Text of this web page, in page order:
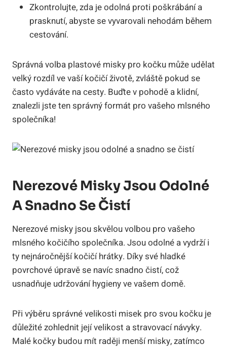
Zkontrolujte, zda je odolná proti poškrábání a
prasknutí, abyste se vyvarovali nehodám během
cestování.
Správná volba plastové misky pro kočku může udělat
velký rozdíl ve vaší kočičí životě, zvláště pokud se
často vydáváte na cesty. Buďte v pohodě a klidní,
znalezli jste ten správný formát pro vašeho mlsného
společníka!
Nerezové Misky Jsou Odolné
A Snadno Se Čistí
Nerezové misky jsou skvělou volbou pro vašeho
mlsného kočičího společníka. Jsou odolné a vydrží i
ty nejnáročnější kočičí hrátky. Díky své hladké
povrchové úpravě se navíc snadno čistí, což
usnadňuje udržování hygieny ve vašem domě.
Při výběru správné velikosti misek pro svou kočku je
důležité zohlednit její velikost a stravovací návyky.
Malé kočky budou mít raději menší misky, zatímco